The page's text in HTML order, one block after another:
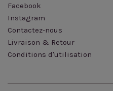
Facebook
Instagram
Contactez-nous
Livraison & Retour
Conditions d'utilisation